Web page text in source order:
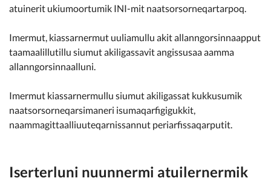
atuinerit ukiumoortumik INI-mit naatsorsorneqartarpoq.
Imermut, kiassarnermut uuliamullu akit allanngorsinnaapput
taamaalillutillu siumut akiligassavit angissusaa aamma
allanngorsinnaalluni.
Imermut kiassarnermullu siumut akiligassat kukkusumik
naatsorsorneqarsimaneri isumaqarfigigukkit,
naammagittaalliuuteqarnissannut periarfissaqarputit.
Iserterluni nuunnermi atuilernermik